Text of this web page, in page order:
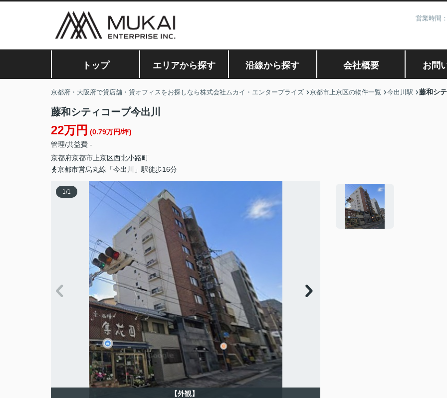
営業時間
トップ エリアから探す 沿線から探す 会社概要 お問
京都府・大阪府で貸店舗・貸オフィスをお探しなら株式会社ムカイ・エンタープライズ 京都市上京区の物件一覧 今出川駅 藤和シ
藤和シティコープ今出川
22万円 (0.79万円/坪)
管理/共益費 -
京都府京都市上京区西北小路町
京都市営烏丸線「今出川」駅徒歩16分
1/1
【外観】